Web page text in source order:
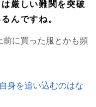
厳しい難関を突破
んですね。
に買った服とかも頻
身を追い込むのはな